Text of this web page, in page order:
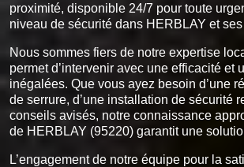
proximité, disponible 24/7 pour toute
niveau de sécurité dans HERBLAY et
Nous sommes fiers de notre expertise
permet d’intervenir avec une efficacité et
inégalées. Que vous ayez besoin d’une
de serrure, d’une installation de sécurité
conseils avisés, notre connaissance
de HERBLAY (95220) garantit une
L’engagement de notre équipe pour la